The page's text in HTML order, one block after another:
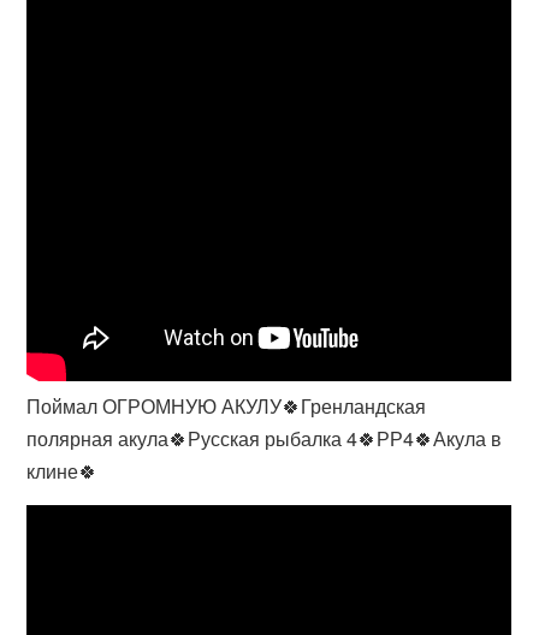
Поймал ОГРОМНУЮ АКУЛУ🍀Гренландская
полярная акула🍀Русская рыбалка 4🍀РР4🍀Акула в
клине🍀